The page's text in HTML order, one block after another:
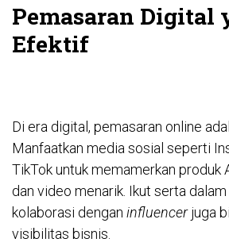
Pemasaran Digital
Efektif
Di era digital, pemasaran online
Manfaatkan media sosial seperti
TikTok untuk memamerkan produk
dan video menarik. Ikut serta
kolaborasi dengan influencerjuga
visibilitas bisnis.